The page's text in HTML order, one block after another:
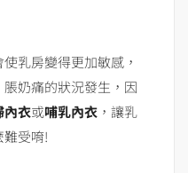
乳房變得更加敏感，
奶痛的狀況發生，因
內衣或哺乳內衣 ，讓乳
受唷!